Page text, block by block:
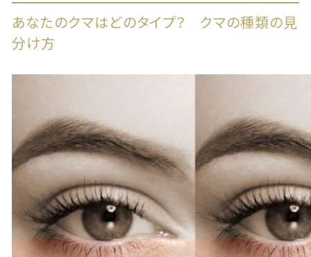
あなたのクマはどのタイプ？ クマの種類の見
分け方